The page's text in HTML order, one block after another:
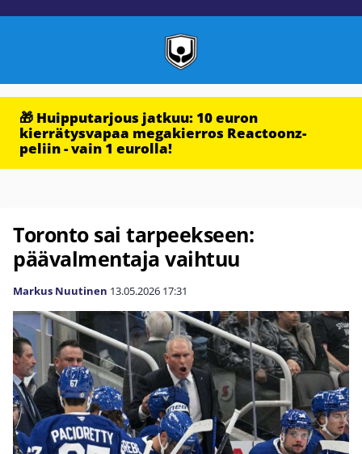
🎁 Huipputarjous jatkuu: 10 euron
kierrätysvapaa megakierros Reactoonz-
peliin - vain 1 eurolla!
Toronto sai tarpeekseen:
päävalmentaja vaihtuu
Markus Nuutinen 13.05.2026 17:31